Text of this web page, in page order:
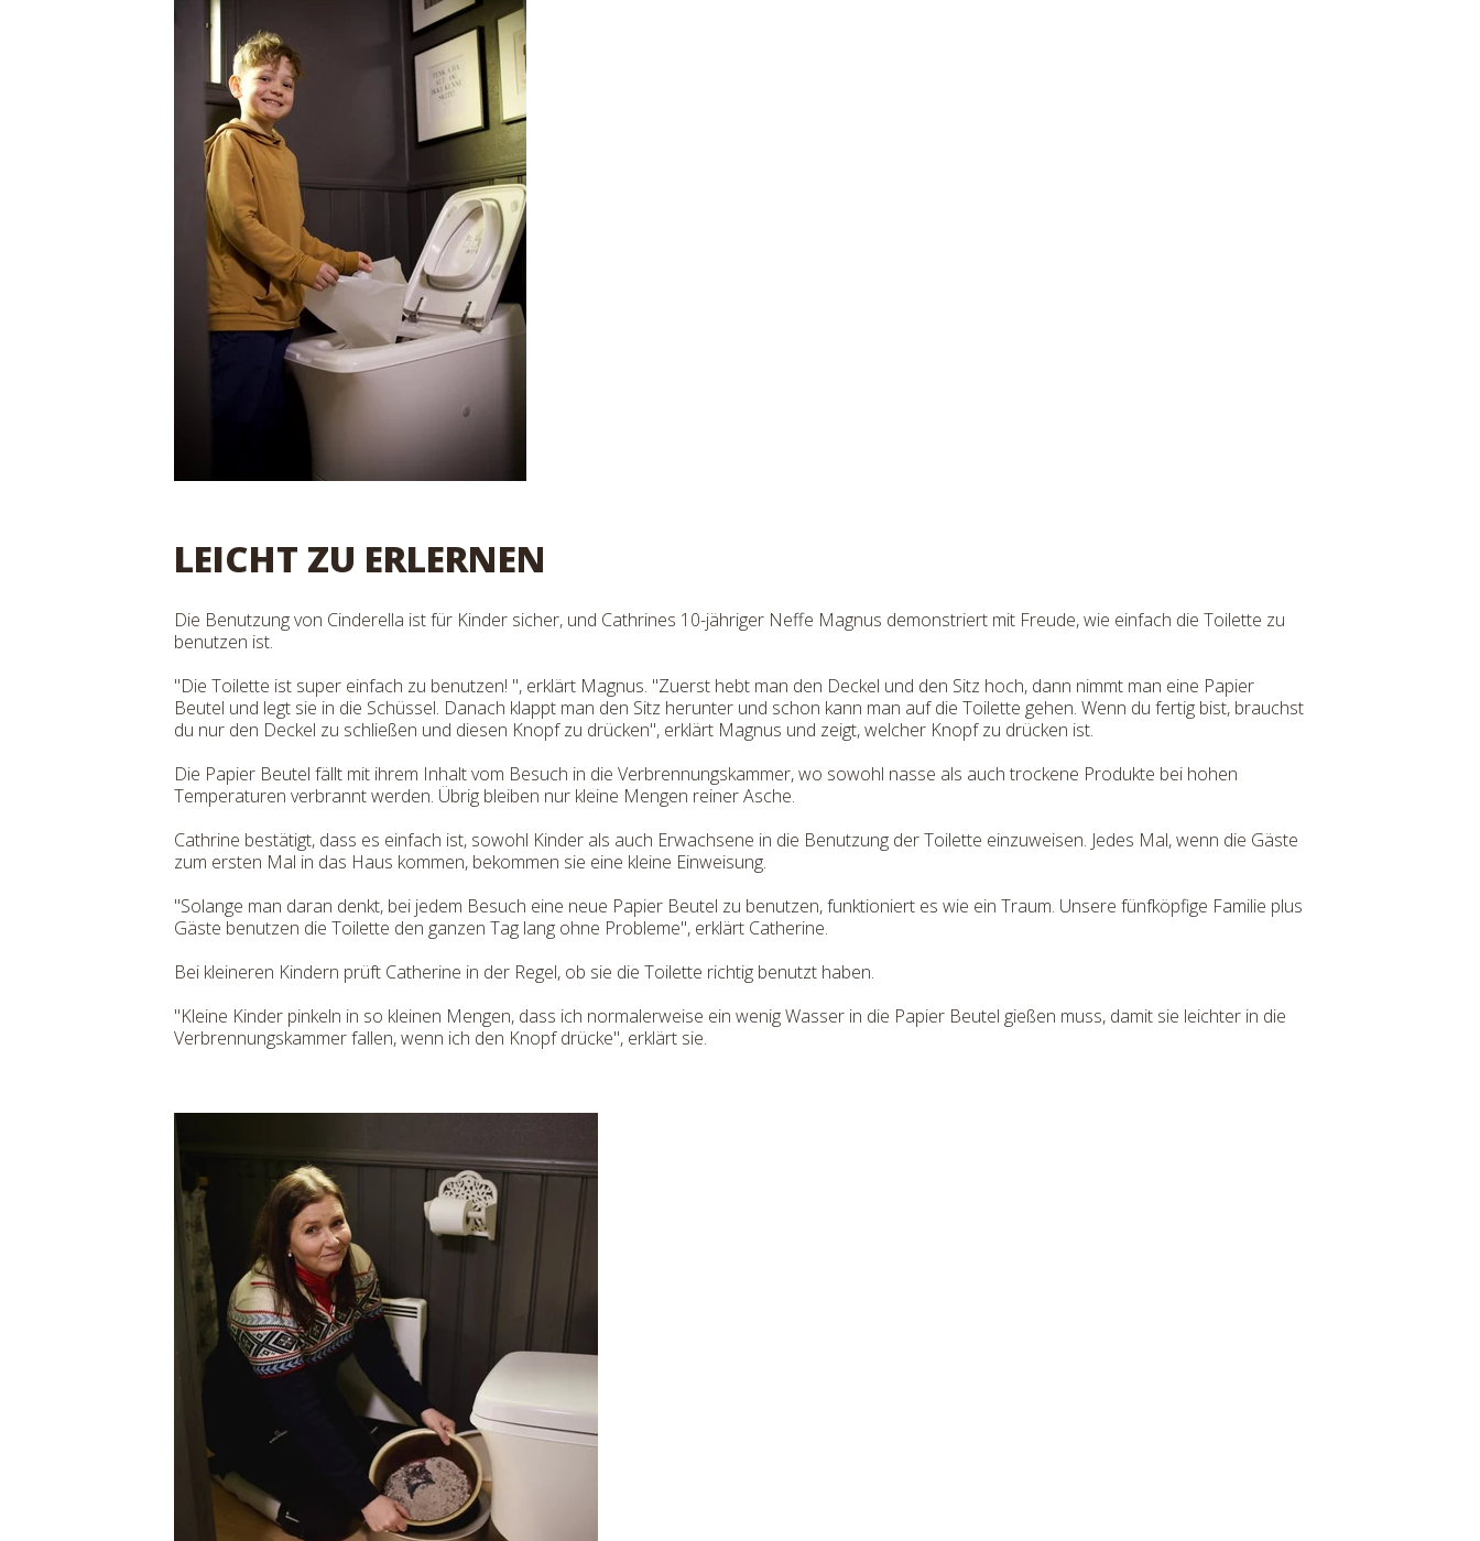
LEICHT ZU ERLERNEN
Die Benutzung von Cinderella ist für Kinder sicher, und Cathrines 10-jähriger Neffe Magnus demonstriert mit Freude, wie einfach die Toilette zu
benutzen ist.
"Die Toilette ist super einfach zu benutzen! ", erklärt Magnus. "Zuerst hebt man den Deckel und den Sitz hoch, dann nimmt man eine Papier
Beutel und legt sie in die Schüssel. Danach klappt man den Sitz herunter und schon kann man auf die Toilette gehen. Wenn du fertig bist, brauchst
du nur den Deckel zu schließen und diesen Knopf zu drücken", erklärt Magnus und zeigt, welcher Knopf zu drücken ist.
Die Papier Beutel fällt mit ihrem Inhalt vom Besuch in die Verbrennungskammer, wo sowohl nasse als auch trockene Produkte bei hohen
Temperaturen verbrannt werden. Übrig bleiben nur kleine Mengen reiner Asche.
Cathrine bestätigt, dass es einfach ist, sowohl Kinder als auch Erwachsene in die Benutzung der Toilette einzuweisen. Jedes Mal, wenn die Gäste
zum ersten Mal in das Haus kommen, bekommen sie eine kleine Einweisung.
"Solange man daran denkt, bei jedem Besuch eine neue Papier Beutel zu benutzen, funktioniert es wie ein Traum. Unsere fünfköpfige Familie plus
Gäste benutzen die Toilette den ganzen Tag lang ohne Probleme", erklärt Catherine.
Bei kleineren Kindern prüft Catherine in der Regel, ob sie die Toilette richtig benutzt haben.
"Kleine Kinder pinkeln in so kleinen Mengen, dass ich normalerweise ein wenig Wasser in die Papier Beutel gießen muss, damit sie leichter in die
Verbrennungskammer fallen, wenn ich den Knopf drücke", erklärt sie.